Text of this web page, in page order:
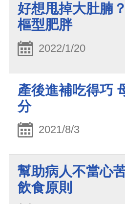
好想甩掉大肚腩
樞型肥胖
2022/1/20
產後進補吃得巧
分
2021/8/3
幫助病人不當心
飲食原則